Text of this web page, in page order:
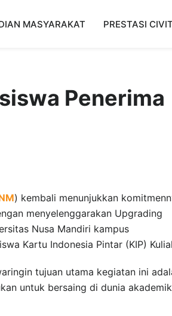
MASYARAKAT PRESTASI
Penerima
) kembali menunjukkan
menyelenggarakan Upgrading
Nusa Mandiri kampus
Kartu Indonesia Pintar (KIP)
tujuan utama kegiatan ini
untuk bersaing di dunia akademik